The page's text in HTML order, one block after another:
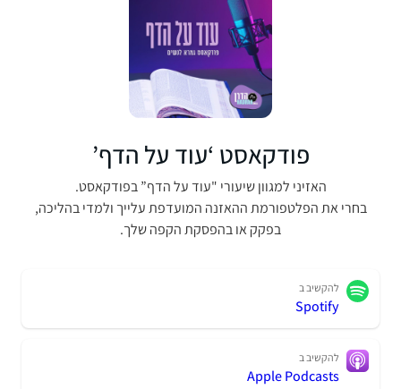
פודקאסט ‘עוד על הדף’
האזיני למגוון שיעורי "עוד על הדף” בפודקאסט.
בחרי את הפלטפורמת ההאזנה המועדפת עלייך ולמדי בהליכה,
בפקק או בהפסקת הקפה שלך.
להקשיב ב
Spotify
להקשיב ב
Apple Podcasts